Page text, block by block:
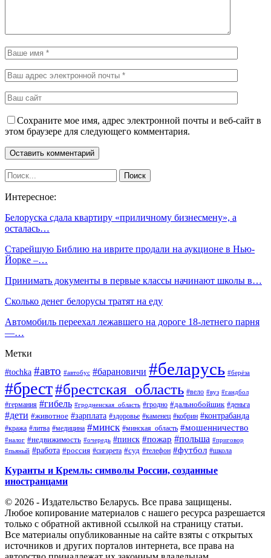
Сохраните мое имя, адрес электронной почты и веб-сайт в
этом браузере для следующего комментария.
Интересное:
Белоруска сдала квартиру «приличному бизнесмену», а
осталась…
Старейшую Библию на иврите продали на аукционе в Нью-
Йорке –…
Принимать документы в первые классы начинают школы в…
Сколько денег белорусы тратят на еду
Автомобиль переехал лежавшего на дороге 18-летнего парня
—…
Метки
#tochka #авто #автобус #барановичи #беларусь #берёза
#брест#брестская_область #вело #вуз #гандбол
#германия #гибель #гродненская_область #гродно #дальнобойщик #деньга
#дети #животное #зарплата #здоровье #каменец #кобрин #контрабанда
#кража #литва #медицина #минск #минская_область #мошенничество
#налог #недвижимость #очередь #пинск #пожар #польша #приговор
#пьяный #работа #россия #сигарета #суд #телефон #футбол #школа
Куранты и Кремль: символы России, созданные
иностранцами
© 2026 - Издательство Беларусь. Все права защищены.
Любое копирование материалов с нашего ресурса разрешается
только с обратной активной ссылкой на страницу статьи.
Все материалы опубликованные на сайте взяты с открытых
источников и других порталов интернета, все права на